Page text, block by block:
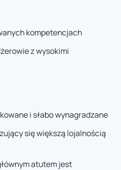
kompetencjach
z wysokimi
i słabo wynagradzane
się większą lojalnością
atutem jest